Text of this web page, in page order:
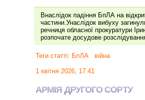
Внаслідок падіння БпЛА на
частини.Унаслідок вибуху
речниця обласної прокуратури
розпочате досудове
Теги статті: БпЛА війна
1 квітня 2026, 17:41
АРМІЯ ДРУГОГО СОРТУ